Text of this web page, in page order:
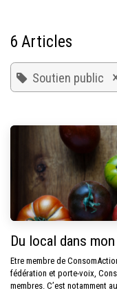
6 Articles
Soutien public
Du local dans
Etre membre de
fédération et porte-voix,
membres. C’est notamment